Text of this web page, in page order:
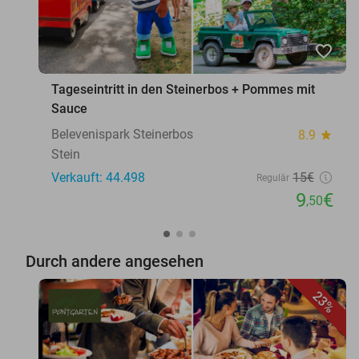
favorite_border
Tageseintritt in den Steinerbos + Pommes mit
Sauce
Belevenispark Steinerbos
8.9 star
Stein
Verkauft: 44.498
Regulär 15€
9,50€
Durch andere angesehen
23%